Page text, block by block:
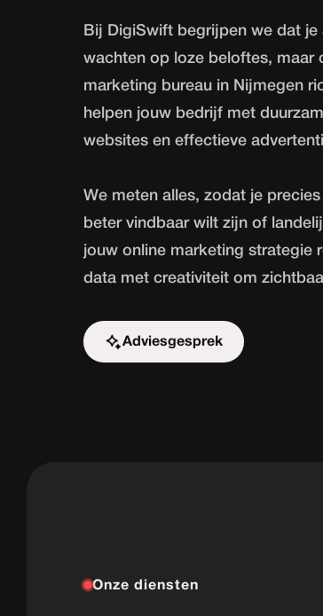
Bij DigiSwift begrijpen we dat
wachten op loze beloftes, maar
marketing bureau in Nijmegen
helpen jouw bedrijf met
websites en effectieve
We meten alles, zodat je
beter vindbaar wilt zijn of
jouw online marketing strategie
data met creativiteit om
Adviesgesprek
Start de uitdaging
Onze diensten